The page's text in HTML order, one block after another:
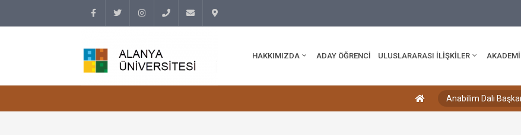
242)
HAKKIMIZDA ADAY ÖĞRENCİ ULUSLARARASI İLİŞKİLER
Anabilim Dalı